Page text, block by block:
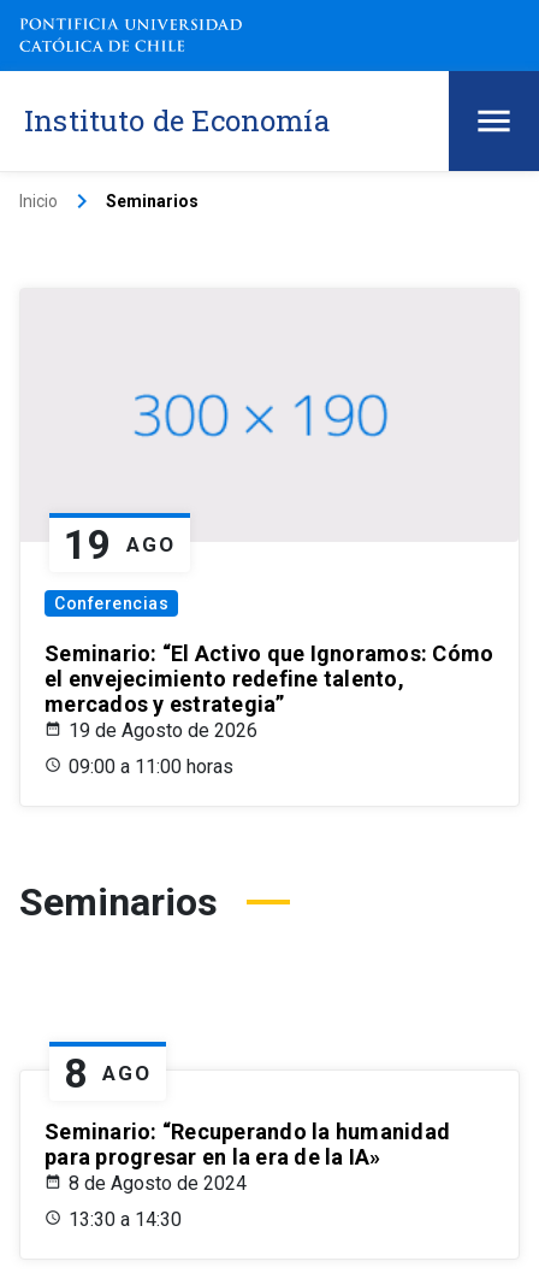
Instituto de Economía
Inicio keyboard_arrow_right Seminarios
19 AGO
Conferencias
Seminario: “El Activo que Ignoramos: Cómo
el envejecimiento redefine talento,
mercados y estrategia”
19 de Agosto de 2026
09:00 a 11:00 horas
Seminarios
8 AGO
Seminario: “Recuperando la humanidad
para progresar en la era de la IA»
8 de Agosto de 2024
13:30 a 14:30